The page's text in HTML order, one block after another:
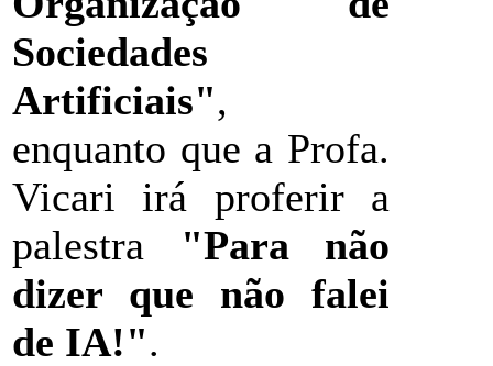
Sociedades
Artificiais",
enquanto que a Profa.
Vicari irá proferir a
palestra
"Para não
dizer que não falei
de IA!".